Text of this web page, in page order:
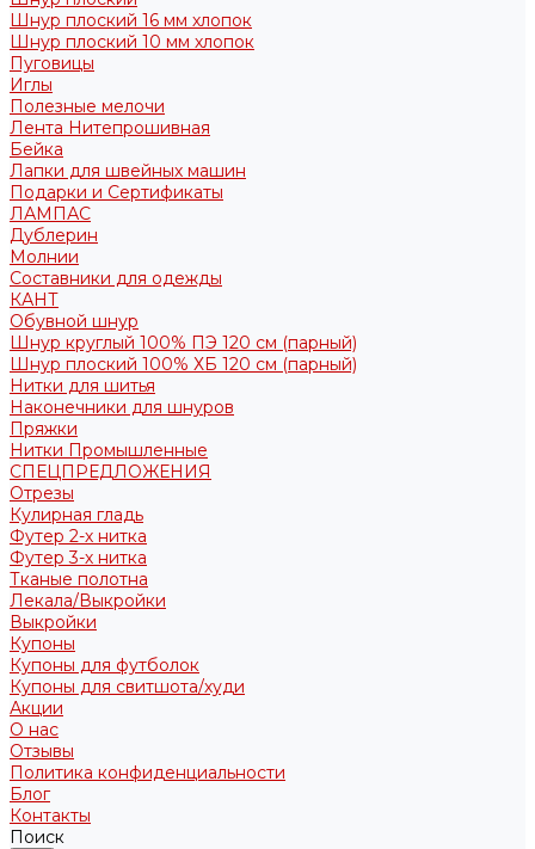
Шнур плоский 16 мм хлопок
Шнур плоский 10 мм хлопок
Пуговицы
Иглы
Полезные мелочи
Лента Нитепрошивная
Бейка
Лапки для швейных машин
Подарки и Сертификаты
ЛАМПАС
Дублерин
Молнии
Составники для одежды
КАНТ
Обувной шнур
Шнур круглый 100% ПЭ 120 см (парный)
Шнур плоский 100% ХБ 120 см (парный)
Нитки для шитья
Наконечники для шнуров
Пряжки
Нитки Промышленные
СПЕЦПРЕДЛОЖЕНИЯ
Отрезы
Кулирная гладь
Футер 2-х нитка
Футер 3-х нитка
Тканые полотна
Лекала/Выкройки
Выкройки
Купоны
Купоны для футболок
Купоны для свитшота/худи
Акции
О нас
Отзывы
Политика конфиденциальности
Блог
Контакты
Поиск